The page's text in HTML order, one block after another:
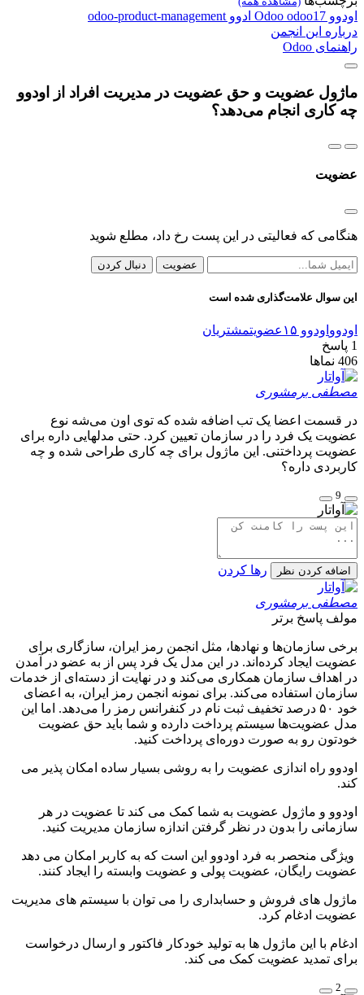
اودوو Odoo odoo17 ادوو odoo-product-management
درباره این انجمن
راهنمای Odoo
ماژول عضویت و حق عضویت در مدیریت افراد از اودوو
چه کاری انجام می‌دهد؟
عضویت
هنگامی که فعالیتی در این پست رخ داد، مطلع شوید
عضویت دنبال کردن
این سوال علامت‌گذاری شده است
اودوو اودوو ۱۵ عضویتمشتریان
1 پاسخ
406 نماها
مصطفی برمشوری
در قسمت اعضا یک تب اضافه شده که توی اون می‌شه نوع
عضویت یک فرد را در سازمان تعیین کرد. حتی مدلهایی داره برای
عضویت پرداختنی. این ماژول برای چه کاری طراحی شده و چه
کاربردی داره؟
9
اضافه کردن نظر رها کردن
مصطفی برمشوری
مولف پاسخ برتر
برخی سازمان‌ها و نهادها، مثل انجمن رمز ایران، سازگاری برای
عضویت ایجاد کرده‌اند. در این مدل یک فرد پس از به عضو در آمدن
در اهداف سازمان همکاری می‌کند و در نهایت از دسته‌ای از خدمات
سازمان استفاده می‌کند. برای نمونه انجمن رمز ایران، به اعضای
خود ۵۰ درصد تخفیف ثبت نام در کنفرانس رمز را می‌دهد. اما این
مدل عضویت‌ها سیستم پرداخت دارده و شما باید حق عضویت
خودتون رو به صورت دوره‌ای پرداخت کنید.
اودوو راه اندازی عضویت را به روشی بسیار ساده امکان پذیر می
کند.
اودوو و ماژول عضویت به شما کمک می کند تا عضویت در هر
سازمانی را بدون در نظر گرفتن اندازه سازمان مدیریت کنید.
ویژگی منحصر به فرد اودوو این است که به کاربر امکان می دهد
عضویت رایگان، عضویت پولی و عضویت وابسته را ایجاد کنند.
ماژول های فروش و حسابداری را می توان با سیستم های مدیریت
عضویت ادغام کرد.
ادغام با این ماژول ها به تولید خودکار فاکتور و ارسال درخواست
برای تمدید عضویت کمک می کند.
2